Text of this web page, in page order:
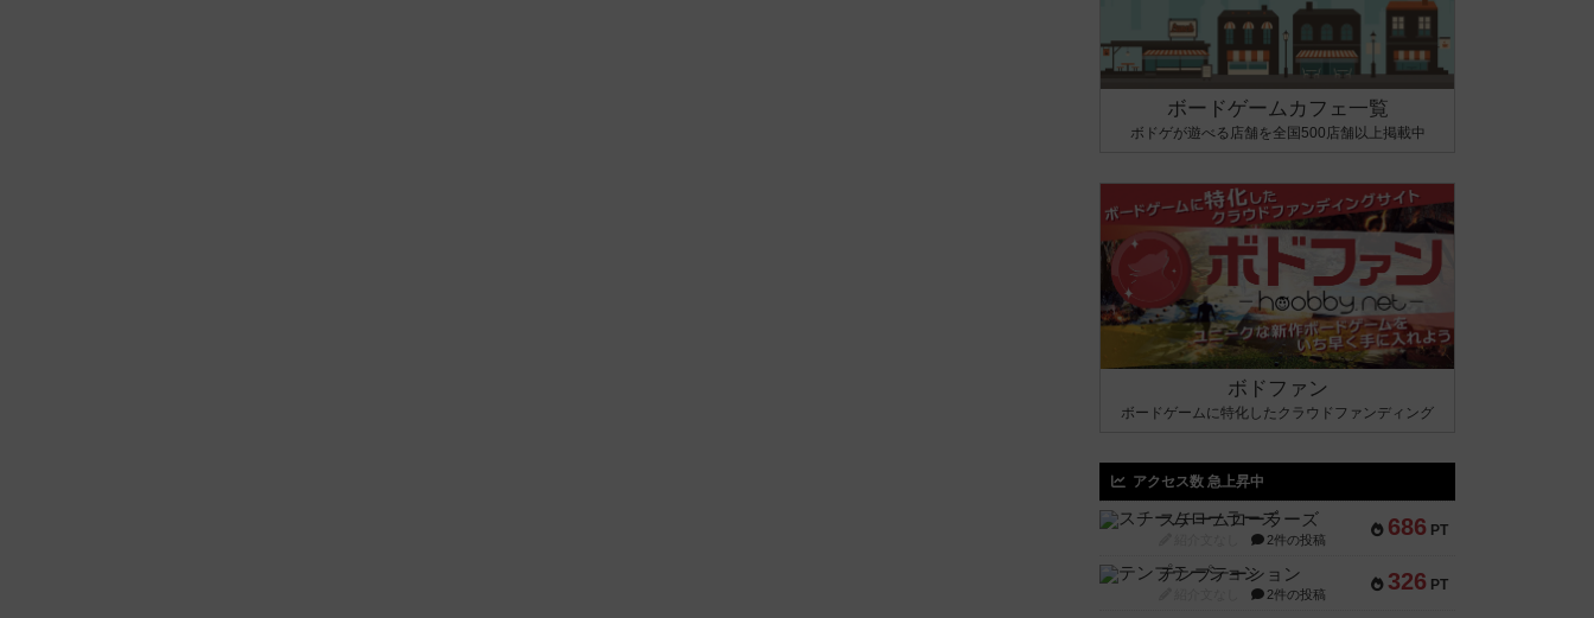
ボードゲームカフェ一覧
ボドゲが遊べる店舗を全国500店舗以上掲載中
ボドファン
ボードゲームに特化したクラウドファンディング
アクセス数 急上昇中
686 PT
スチームローラーズ
2件の投稿
326 PT
テンプテーション
2件の投稿